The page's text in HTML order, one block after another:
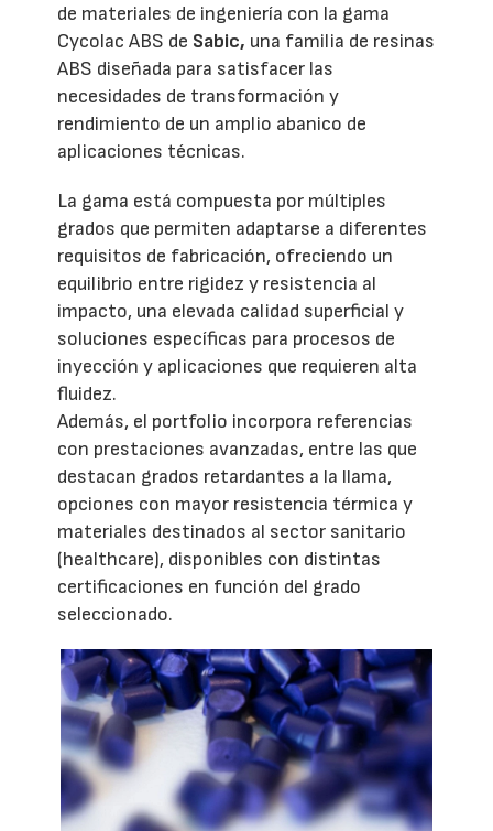
de materiales de ingeniería con la gama
Cycolac ABS de Sabic, una familia de resinas
ABS diseñada para satisfacer las
necesidades de transformación y
rendimiento de un amplio abanico de
aplicaciones técnicas.
La gama está compuesta por múltiples
grados que permiten adaptarse a diferentes
requisitos de fabricación, ofreciendo un
equilibrio entre rigidez y resistencia al
impacto, una elevada calidad superficial y
soluciones específicas para procesos de
inyección y aplicaciones que requieren alta
fluidez.
Además, el portfolio incorpora referencias
con prestaciones avanzadas, entre las que
destacan grados retardantes a la llama,
opciones con mayor resistencia térmica y
materiales destinados al sector sanitario
(healthcare), disponibles con distintas
certificaciones en función del grado
seleccionado.